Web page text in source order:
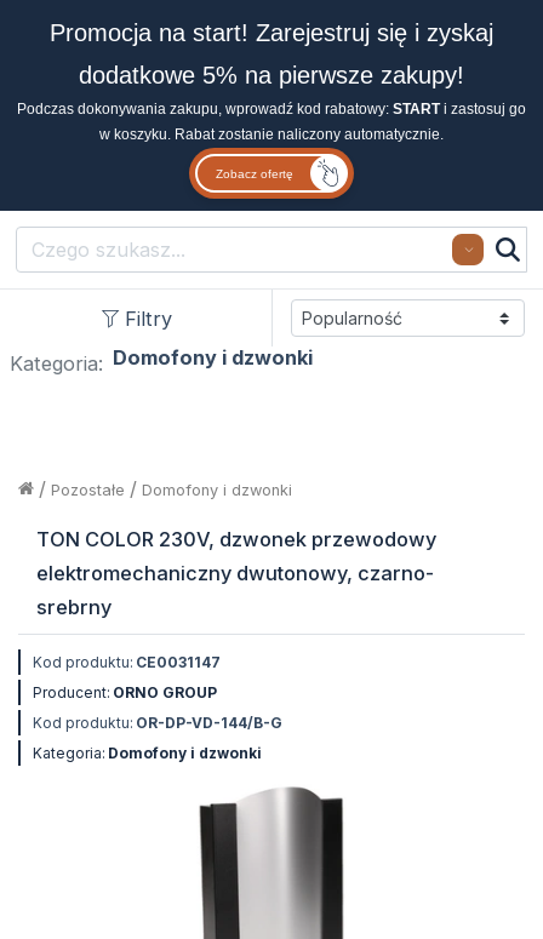
Promocja na start! Zarejestruj się i zyskaj
dodatkowe 5% na pierwsze zakupy!
Podczas dokonywania zakupu, wprowadź kod rabatowy: STARTi zastosuj go
w koszyku. Rabat zostanie naliczony automatycznie.
Zobacz ofertę
Search
Filtry
Kategoria: Domofony i dzwonki
Domofony i dzwonki
/
Pozostałe
/
TON COLOR 230V, dzwonek przewodowy
elektromechaniczny dwutonowy, czarno-
srebrny
Kod produktu: CE0031147
Producent: ORNO GROUP
Kod produktu: OR-DP-VD-144/B-G
Kategoria: Domofony i dzwonki